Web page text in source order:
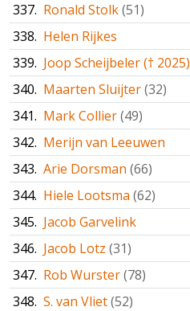
337. Ronald Stolk(51)
338. Helen Rijkes
339. Joop Scheijbeler († 2025)
340. Maarten Sluijter(32)
341. Mark Collier(49)
342. Merijn van Leeuwen
343. Arie Dorsman (66)
344. Hiele Lootsma (62)
345. Jacob Garvelink
346. Jacob Lotz (31)
347. Rob Wurster(78)
348. S. van Vliet(52)